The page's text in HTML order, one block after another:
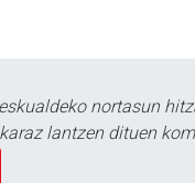
nortasun
lantzen dituen